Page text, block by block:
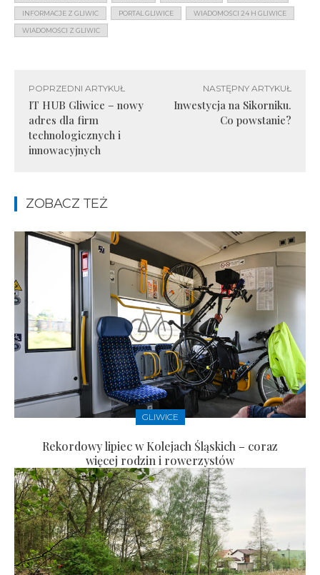
INFORMACJE Z GLIWIC PORTAL GLIWICE WIADOMOŚCI 24 H GLIWICE
WIADOMOŚCI Z GLIWIC
POPRZEDNI ARTYKUŁ
IT HUB Gliwice – nowy
adres dla firm
technologicznych i
innowacyjnych
NASTĘPNY ARTYKUŁ
Inwestycja na Sikorniku.
Co powstanie?
ZOBACZ TEŻ
GLIWICE
Rekordowy lipiec w Kolejach Śląskich – coraz
więcej rodzin i rowerzystów